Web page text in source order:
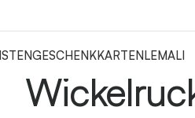
GESCHENKKARTENLEMALI